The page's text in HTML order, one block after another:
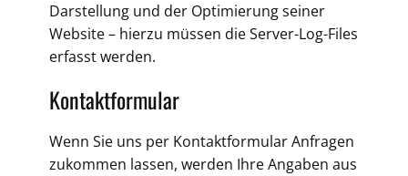
Darstellung und der Optimierung seiner
Website – hierzu müssen die Server-Log-Files
erfasst werden.
Kontaktformular
Wenn Sie uns per Kontaktformular Anfragen
zukommen lassen, werden Ihre Angaben aus